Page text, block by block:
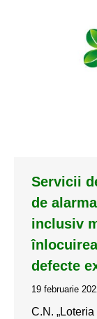
Servicii
de
inclusiv
defecte
19 februarie
C.N.